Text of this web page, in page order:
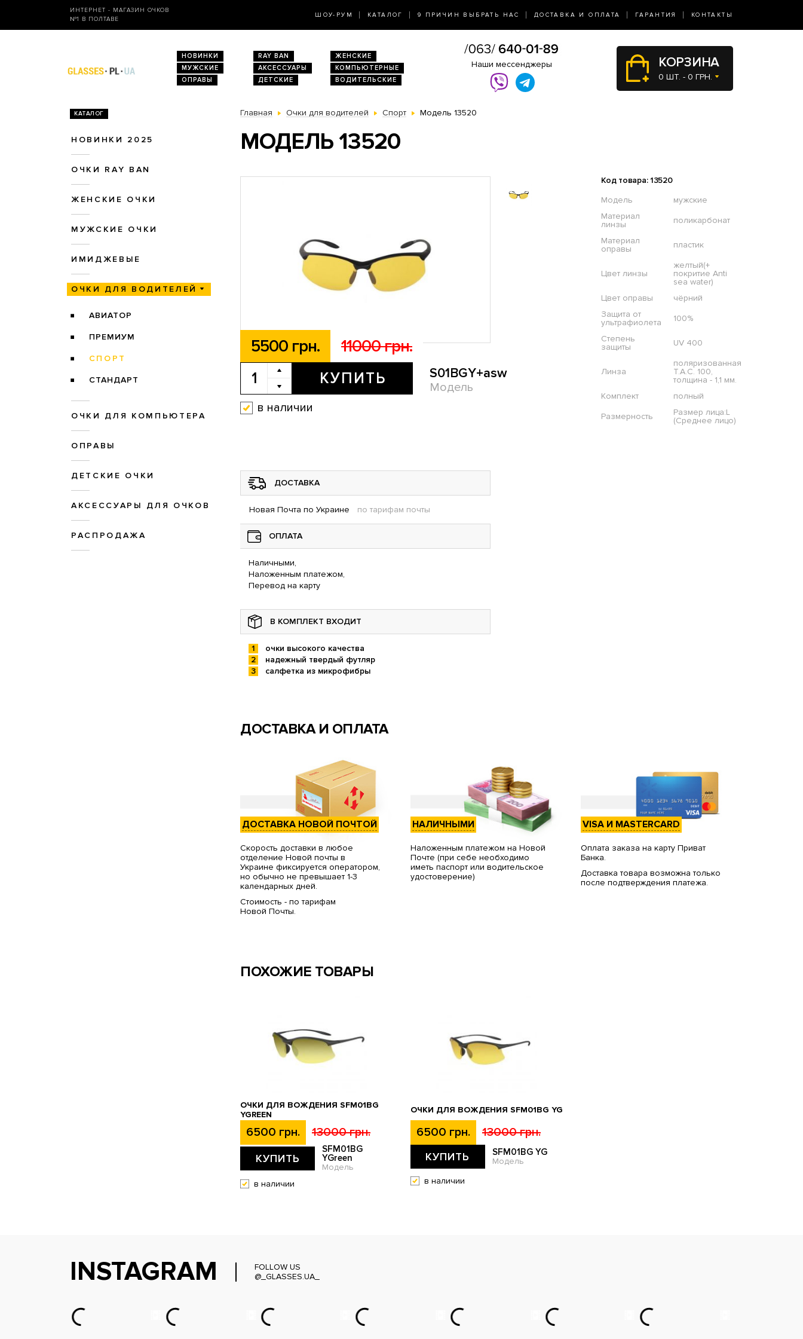
ИНТЕРНЕТ - МАГАЗИН ОЧКОВ
№1 В ПОЛТАВЕ
ШОУ-РУМ КАТАЛОГ 9 ПРИЧИН ВЫБРАТЬ НАС ДОСТАВКА И ОПЛАТА ГАРАНТИЯ КОНТАКТЫ
НОВИНКИ RAY BAN
ЖЕНСКИЕ
МУЖСКИЕ
АКСЕССУАРЫ
КОМПЬЮТЕРНЫЕ
ОПРАВЫ
ДЕТСКИЕ ВОДИТЕЛЬСКИЕ
Наши мессенджеры КОРЗИНА
0 ШТ. - 0 ГРН.
КАТАЛОГ
НОВИНКИ 2025
ОЧКИ RAY BAN
ЖЕНСКИЕ ОЧКИ
МУЖСКИЕ ОЧКИ
ИМИДЖЕВЫЕ
ОЧКИ ДЛЯ ВОДИТЕЛЕЙ
АВИАТОР
ПРЕМИУМ
СПОРТ
СТАНДАРТ
ОЧКИ ДЛЯ КОМПЬЮТЕРА
ОПРАВЫ
ДЕТСКИЕ ОЧКИ
АКСЕССУАРЫ ДЛЯ ОЧКОВ
РАСПРОДАЖА
Главная Очки для водителей Спорт Модель 13520
МОДЕЛЬ 13520
5500 грн. 11000 грн.
КУПИТЬ S01BGY+asw
Модель
в наличии
Код товара: 13520
Модель
мужские
Материал
линзы
поликарбонат
Материал
оправы
пластик
Цвет линзы
желтый(+
покритие Anti
sea water)
Цвет оправы
чёрний
Защита от
ультрафиолета
100%
Степень
защиты
UV 400
Линза
поляризованная
T.A.C. 100,
толщина - 1,1 мм.
Комплект
полный
Размерность
Размер лица:L
(Среднее лицо)
ДОСТАВКА
Новая Почта по Украине по тарифам почты
ОПЛАТА
Наличными,
Наложенным платежом,
Перевод на карту
В КОМПЛЕКТ ВХОДИТ
очки высокого качества
надежный твердый футляр
салфетка из микрофибры
ДОСТАВКА И ОПЛАТА
ДОСТАВКА НОВОЙ ПОЧТОЙ
Скорость доставки в любое
отделение Новой почты в
Украине фиксируется оператором,
но обычно не превышает 1-3
календарных дней.
Стоимость - по тарифам
Новой Почты.
НАЛИЧНЫМИ
Наложенным платежом на Новой
Почте (при себе необходимо
иметь паспорт или водительское
удостоверение)
VISA И MASTERCARD
Оплата заказа на карту Приват
Банка.
Доставка товара возможна только
после подтверждения платежа.
ПОХОЖИЕ ТОВАРЫ
ОЧКИ ДЛЯ ВОЖДЕНИЯ SFM01BG
YGREEN
6500 грн. 13000 грн.
КУПИТЬ
SFM01BG
YGreen
Модель
в наличии
ОЧКИ ДЛЯ ВОЖДЕНИЯ SFM01BG YG
6500 грн. 13000 грн.
КУПИТЬ SFM01BG YG
Модель
в наличии
INSTAGRAM
FOLLOW US
@_GLASSES.UA_